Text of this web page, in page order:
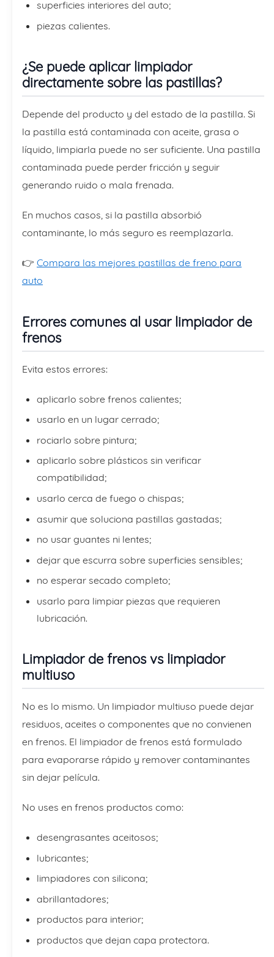
superficies interiores del auto;
piezas calientes.
¿Se puede aplicar limpiador
directamente sobre las pastillas?
Depende del producto y del estado de la pastilla. Si
la pastilla está contaminada con aceite, grasa o
líquido, limpiarla puede no ser suficiente. Una pastilla
contaminada puede perder fricción y seguir
generando ruido o mala frenada.
En muchos casos, si la pastilla absorbió
contaminante, lo más seguro es reemplazarla.
👉 Compara las mejores pastillas de freno para
auto
Errores comunes al usar limpiador de
frenos
Evita estos errores:
aplicarlo sobre frenos calientes;
usarlo en un lugar cerrado;
rociarlo sobre pintura;
aplicarlo sobre plásticos sin verificar
compatibilidad;
usarlo cerca de fuego o chispas;
asumir que soluciona pastillas gastadas;
no usar guantes ni lentes;
dejar que escurra sobre superficies sensibles;
no esperar secado completo;
usarlo para limpiar piezas que requieren
lubricación.
Limpiador de frenos vs limpiador
multiuso
No es lo mismo. Un limpiador multiuso puede dejar
residuos, aceites o componentes que no convienen
en frenos. El limpiador de frenos está formulado
para evaporarse rápido y remover contaminantes
sin dejar película.
No uses en frenos productos como:
desengrasantes aceitosos;
lubricantes;
limpiadores con silicona;
abrillantadores;
productos para interior;
productos que dejan capa protectora.